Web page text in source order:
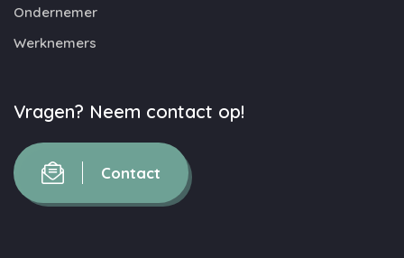
Ondernemer
Werknemers
Vragen? Neem contact op!
Contact